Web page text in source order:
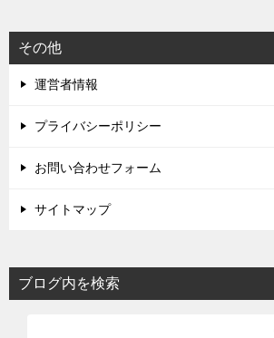
その他
運営者情報
プライバシーポリシー
お問い合わせフォーム
サイトマップ
ブログ内を検索